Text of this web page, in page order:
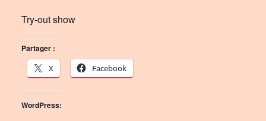
Try-out show
Partager :
X
Facebook
WordPress: